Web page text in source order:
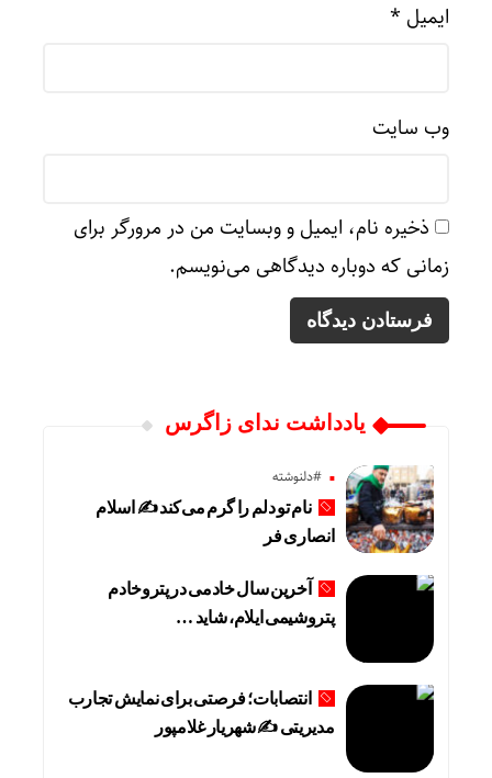
ایمیل *
وب‌ سایت
ذخیره نام، ایمیل و وبسایت من در مرورگر برای
زمانی که دوباره دیدگاهی می‌نویسم.
یادداشت ندای زاگرس
#دلنوشته
نام تو دلم را گرم می‌کند ✍️ اسلام
انصاری فر
آخرین سال خادمی در پتروخادم
پتروشیمی ایلام، شاید …
انتصابات؛ فرصتی برای نمایش تجارب
مدیریتی ✍ شهریار غلامپور